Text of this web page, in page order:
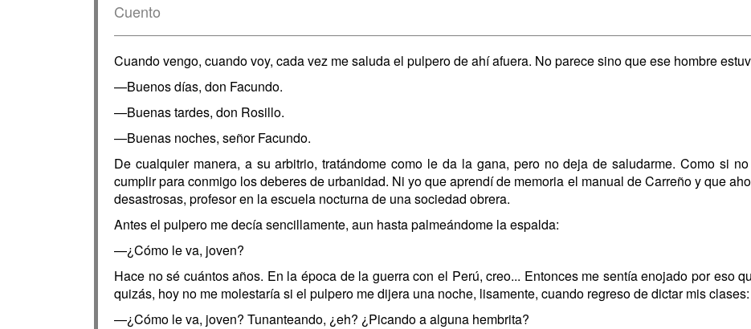
Cuento
Cuando vengo, cuando voy, cada vez me saluda el pulpero de ahí afuera. No parece sino que ese hombre
—Buenos días, don Facundo.
—Buenas tardes, don Rosillo.
—Buenas noches, señor Facundo.
De cualquier manera, a su arbitrio, tratándome como le da la gana, pero no deja de saludarme. Como si
cumplir para conmigo los deberes de urbanidad. Ni yo que aprendí de memoria el manual de Carreño y que
desastrosas, profesor en la escuela nocturna de una sociedad obrera.
Antes el pulpero me decía sencillamente, aun hasta palmeándome la espalda:
—¿Cómo le va, joven?
Hace no sé cuántos años. En la época de la guerra con el Perú, creo... Entonces me sentía enojado por eso
quizás, hoy no me molestaría si el pulpero me dijera una noche, lisamente, cuando regreso de dictar mis clases:
—¿Cómo le va, joven? Tunanteando, ¿eh? ¿Picando a alguna hembrita?